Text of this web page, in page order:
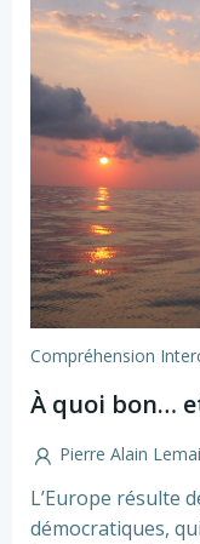
Compréhension
À quoi bon…
Pierre Alain
L’Europe résulte
démocratiques,